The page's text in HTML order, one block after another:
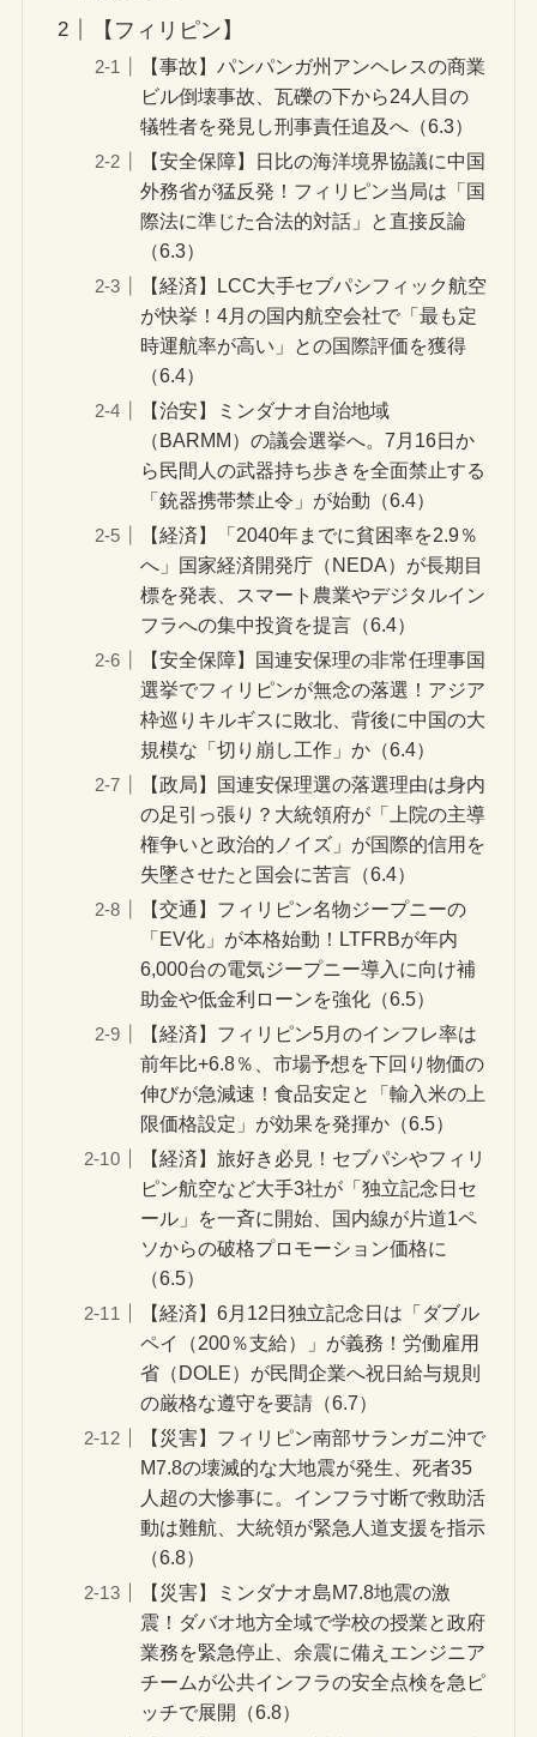
【フィリピン】
【事故】パンパンガ州アンヘレスの商業
ビル倒壊事故、瓦礫の下から24人目の
犠牲者を発見し刑事責任追及へ（6.3）
【安全保障】日比の海洋境界協議に中国
外務省が猛反発！フィリピン当局は「国
際法に準じた合法的対話」と直接反論
（6.3）
【経済】LCC大手セブパシフィック航空
が快挙！4月の国内航空会社で「最も定
時運航率が高い」との国際評価を獲得
（6.4）
【治安】ミンダナオ自治地域
（BARMM）の議会選挙へ。7月16日か
ら民間人の武器持ち歩きを全面禁止する
「銃器携帯禁止令」が始動（6.4）
【経済】「2040年までに貧困率を2.9％
へ」国家経済開発庁（NEDA）が長期目
標を発表、スマート農業やデジタルイン
フラへの集中投資を提言（6.4）
【安全保障】国連安保理の非常任理事国
選挙でフィリピンが無念の落選！アジア
枠巡りキルギスに敗北、背後に中国の大
規模な「切り崩し工作」か（6.4）
【政局】国連安保理選の落選理由は身内
の足引っ張り？大統領府が「上院の主導
権争いと政治的ノイズ」が国際的信用を
失墜させたと国会に苦言（6.4）
【交通】フィリピン名物ジープニーの
「EV化」が本格始動！LTFRBが年内
6,000台の電気ジープニー導入に向け補
助金や低金利ローンを強化（6.5）
【経済】フィリピン5月のインフレ率は
前年比+6.8％、市場予想を下回り物価の
伸びが急減速！食品安定と「輸入米の上
限価格設定」が効果を発揮か（6.5）
【経済】旅好き必見！セブパシやフィリ
ピン航空など大手3社が「独立記念日セ
ール」を一斉に開始、国内線が片道1ペ
ソからの破格プロモーション価格に
（6.5）
【経済】6月12日独立記念日は「ダブル
ペイ（200％支給）」が義務！労働雇用
省（DOLE）が民間企業へ祝日給与規則
の厳格な遵守を要請（6.7）
【災害】フィリピン南部サランガニ沖で
M7.8の壊滅的な大地震が発生、死者35
人超の大惨事に。インフラ寸断で救助活
動は難航、大統領が緊急人道支援を指示
（6.8）
【災害】ミンダナオ島M7.8地震の激
震！ダバオ地方全域で学校の授業と政府
業務を緊急停止、余震に備えエンジニア
チームが公共インフラの安全点検を急ピ
ッチで展開（6.8）